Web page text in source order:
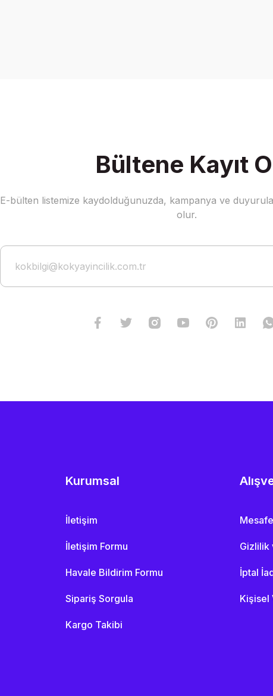
Bültene Kayıt
E-bülten listemize kaydolduğunuzda, kampanya ve
olur.
Kurumsal
İletişim
İletişim Formu
Havale Bildirim Formu
Sipariş Sorgula
Kargo Takibi
Gizlilik
İptal
Kişisel